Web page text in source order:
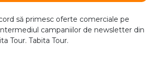
să primesc oferte comerciale pe
campaniilor de newsletter din
Tour. Tabita Tour.